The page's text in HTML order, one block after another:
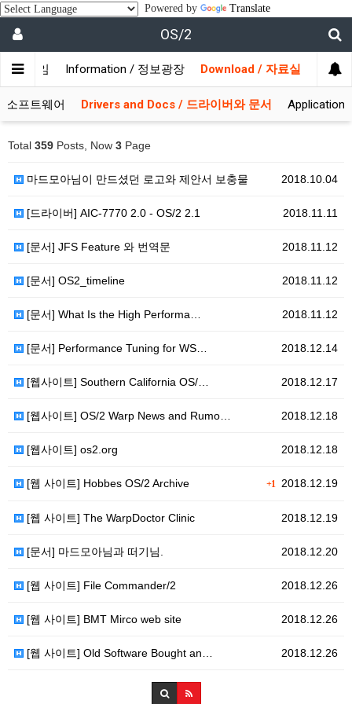
Powered by Translate
OS/2
자모임 Information / 정보광장 Download / 자료실
소프트웨어 Drivers and Docs / 드라이버와 문서
Total 359 Posts, Now 3 Page
2018.10.04
마드모아님이 만드셨던 로고와 제안서 보충물
2018.11.11
[드라이버] AIC-7770 2.0 - OS/2 2.1
2018.11.12
[문서] JFS Feature 와 번역문
2018.11.12
[문서] OS2_timeline
2018.11.12
[문서] What Is the High Performa…
2018.12.14
[문서] Performance Tuning for WS…
2018.12.17
[웹사이트] Southern California OS/…
2018.12.18
[웹사이트] OS/2 Warp News and Rumo…
2018.12.18
[웹사이트] os2.org
+1 2018.12.19
[웹 사이트] Hobbes OS/2 Archive
2018.12.19
[웹 사이트] The WarpDoctor Clinic
2018.12.20
[문서] 마드모아님과 떠기님.
2018.12.26
[웹 사이트] File Commander/2
2018.12.26
[웹 사이트] BMT Mirco web site
2018.12.26
[웹 사이트] Old Software Bought an…